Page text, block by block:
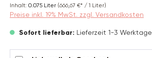
Inhalt: 0.075 Liter (666,67 €* / 1 Liter)
Preise inkl. 19% MwSt. zzgl. Versandkosten
Sofort lieferbar: Lieferzeit 1-3 Werktage